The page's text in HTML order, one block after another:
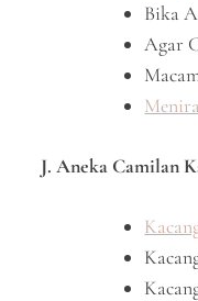
Bika
Agar
J. Aneka Camilan